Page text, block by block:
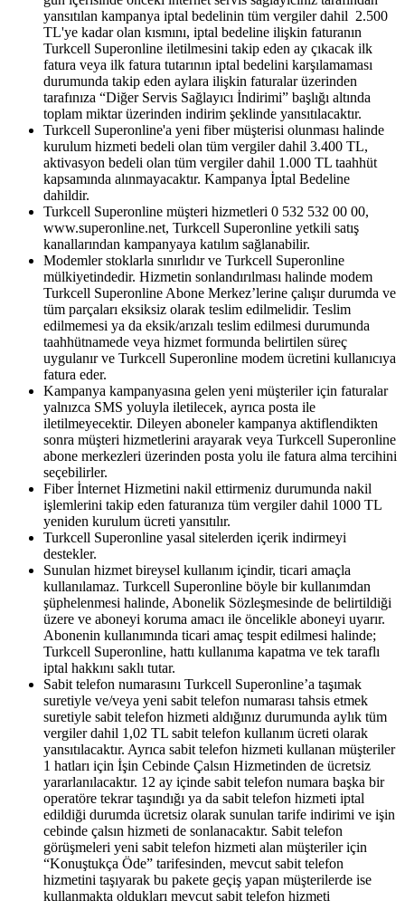
yansıtılan kampanya iptal bedelinin tüm vergiler dahil 2.500
TL'ye kadar olan kısmını, iptal bedeline ilişkin faturanın
Turkcell Superonline iletilmesini takip eden ay çıkacak ilk
fatura veya ilk fatura tutarının iptal bedelini karşılamaması
durumunda takip eden aylara ilişkin faturalar üzerinden
tarafınıza “Diğer Servis Sağlayıcı İndirimi” başlığı altında
toplam miktar üzerinden indirim şeklinde yansıtılacaktır.
Turkcell Superonline'a yeni fiber müşterisi olunması halinde
kurulum hizmeti bedeli olan tüm vergiler dahil 3.400 TL,
aktivasyon bedeli olan tüm vergiler dahil 1.000 TL taahhüt
kapsamında alınmayacaktır. Kampanya İptal Bedeline
dahildir.
Turkcell Superonline müşteri hizmetleri 0 532 532 00 00,
www.superonline.net, Turkcell Superonline yetkili satış
kanallarından kampanyaya katılım sağlanabilir.
Modemler stoklarla sınırlıdır ve Turkcell Superonline
mülkiyetindedir. Hizmetin sonlandırılması halinde modem
Turkcell Superonline Abone Merkez’lerine çalışır durumda ve
tüm parçaları eksiksiz olarak teslim edilmelidir. Teslim
edilmemesi ya da eksik/arızalı teslim edilmesi durumunda
taahhütnamede veya hizmet formunda belirtilen süreç
uygulanır ve Turkcell Superonline modem ücretini kullanıcıya
fatura eder.
Kampanya kampanyasına gelen yeni müşteriler için faturalar
yalnızca SMS yoluyla iletilecek, ayrıca posta ile
iletilmeyecektir. Dileyen aboneler kampanya aktiflendikten
sonra müşteri hizmetlerini arayarak veya Turkcell Superonline
abone merkezleri üzerinden posta yolu ile fatura alma tercihini
seçebilirler.
Fiber İnternet Hizmetini nakil ettirmeniz durumunda nakil
işlemlerini takip eden faturanıza tüm vergiler dahil 1000 TL
yeniden kurulum ücreti yansıtılır.
Turkcell Superonline yasal sitelerden içerik indirmeyi
destekler.
Sunulan hizmet bireysel kullanım içindir, ticari amaçla
kullanılamaz. Turkcell Superonline böyle bir kullanımdan
şüphelenmesi halinde, Abonelik Sözleşmesinde de belirtildiği
üzere ve aboneyi koruma amacı ile öncelikle aboneyi uyarır.
Abonenin kullanımında ticari amaç tespit edilmesi halinde;
Turkcell Superonline, hattı kullanıma kapatma ve tek taraflı
iptal hakkını saklı tutar.
Sabit telefon numarasını Turkcell Superonline’a taşımak
suretiyle ve/veya yeni sabit telefon numarası tahsis etmek
suretiyle sabit telefon hizmeti aldığınız durumunda aylık tüm
vergiler dahil 1,02 TL sabit telefon kullanım ücreti olarak
yansıtılacaktır. Ayrıca sabit telefon hizmeti kullanan müşteriler
1 hatları için İşin Cebinde Çalsın Hizmetinden de ücretsiz
yararlanılacaktır. 12 ay içinde sabit telefon numara başka bir
operatöre tekrar taşındığı ya da sabit telefon hizmeti iptal
edildiği durumda ücretsiz olarak sunulan tarife indirimi ve işin
cebinde çalsın hizmeti de sonlanacaktır. Sabit telefon
görüşmeleri yeni sabit telefon hizmeti alan müşteriler için
“Konuştukça Öde” tarifesinden, mevcut sabit telefon
hizmetini taşıyarak bu pakete geçiş yapan müşterilerde ise
kullanmakta oldukları mevcut sabit telefon hizmeti